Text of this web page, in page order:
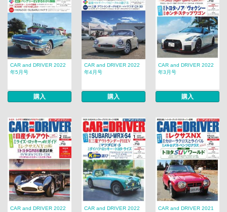
CAR and DRIVER 2022
年5月号
購入
CAR and DRIVER 2022
年4月号
購入
CAR and DRIVER 2022
年3月号
購入
CAR and DRIVER 2022
CAR and DRIVER 2022
CAR and DRIVER 2021